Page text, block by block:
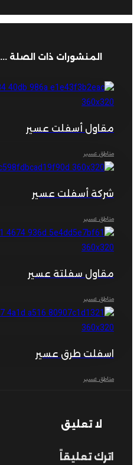
المنشورات ذات الصلة ...
مقاول أسفلت عسير
مناطق عسير
شركة أسفلت عسير
مناطق عسير
مقاول سفلتة عسير
مناطق عسير
اسفلت طرق عسير
مناطق عسير
لا تعليق
اترك تعليقاً